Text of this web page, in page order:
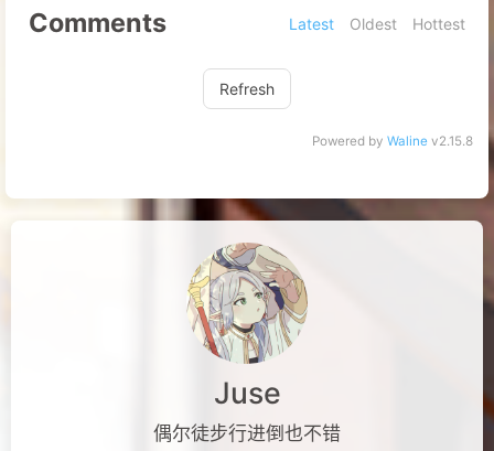
Comments Latest Oldest Hottest
Refresh
Powered by Waline v2.15.8
Juse
偶尔徒步行进倒也不错